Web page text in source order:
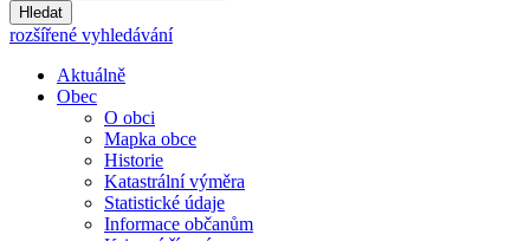
Hledat
rozšířené vyhledávání
Aktuálně
Obec
O obci
Mapka obce
Historie
Katastrální výměra
Statistické údaje
Informace občanům